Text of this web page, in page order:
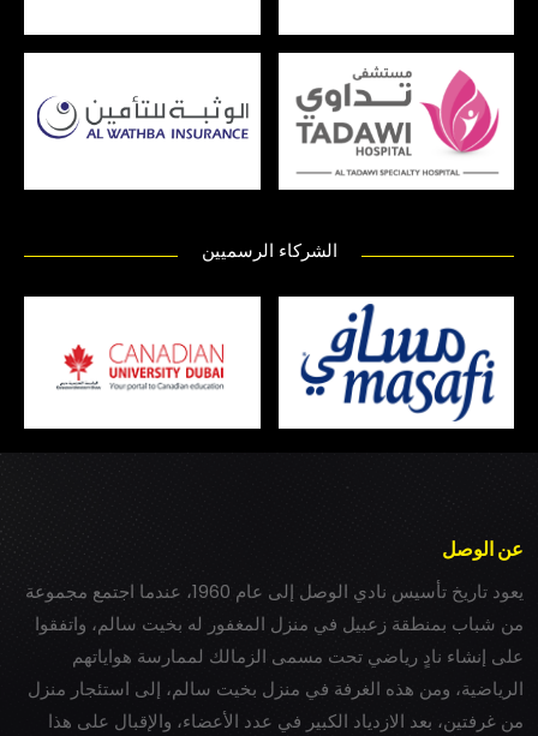
الشركاء الرسميين
عن الوصل
يعود تاريخ تأسيس نادي الوصل إلى عام 1960، عندما اجتمع مجموعة
من شباب بمنطقة زعبيل في منزل المغفور له بخيت سالم، واتفقوا
على إنشاء نادٍ رياضي تحت مسمى الزمالك لممارسة هواياتهم
الرياضية، ومن هذه الغرفة في منزل بخيت سالم، إلى استئجار منزل
من غرفتين، بعد الازدياد الكبير في عدد الأعضاء، والإقبال على هذا